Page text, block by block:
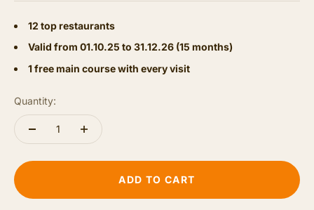
12 top restaurants
Valid from 01.10.25 to 31.12.26 (15 months)
1 free main course with every visit
Quantity:
ADD TO CART